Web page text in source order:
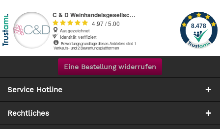
Eine Bestellung widerrufen
Service Hotline
Rechtliches